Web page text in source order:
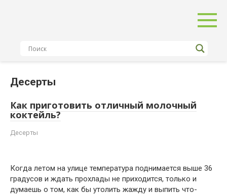
Десерты
Как приготовить отличный молочный
коктейль?
Десерты
Когда летом на улице температура поднимается выше 36
градусов и ждать прохлады не приходится, только и
думаешь о том, как бы утолить жажду и выпить что-